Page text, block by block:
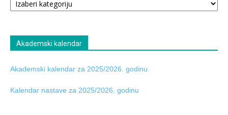
tabla
Akademski kalendar
Akademski kalendar za 2025/2026. godinu
Kalendar nastave za 2025/2026. godinu